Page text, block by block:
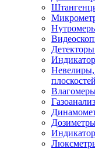
Невелиры,
плоскостей